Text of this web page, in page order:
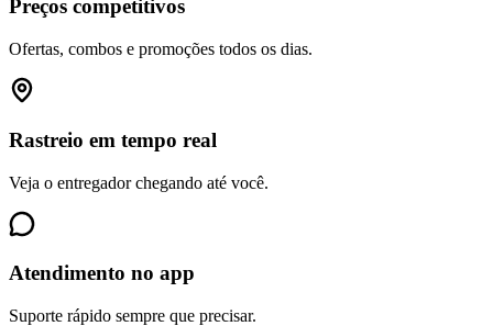
Preços competitivos
Ofertas, combos e promoções todos os dias.
Rastreio em tempo real
Veja o entregador chegando até você.
Atendimento no app
Suporte rápido sempre que precisar.